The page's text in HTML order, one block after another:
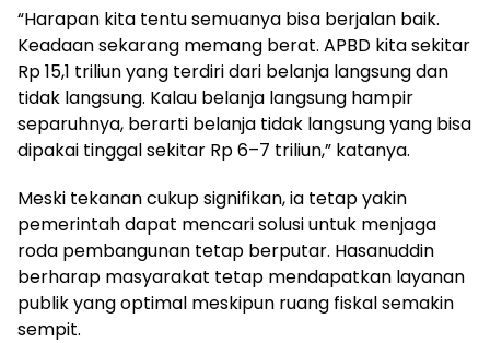
“Harapan kita tentu semuanya bisa berjalan baik.
Keadaan sekarang memang berat. APBD kita sekitar
Rp 15,1 triliun yang terdiri dari belanja langsung dan
tidak langsung. Kalau belanja langsung hampir
separuhnya, berarti belanja tidak langsung yang bisa
dipakai tinggal sekitar Rp 6–7 triliun,” katanya.
Meski tekanan cukup signifikan, ia tetap yakin
pemerintah dapat mencari solusi untuk menjaga
roda pembangunan tetap berputar. Hasanuddin
berharap masyarakat tetap mendapatkan layanan
publik yang optimal meskipun ruang fiskal semakin
sempit.